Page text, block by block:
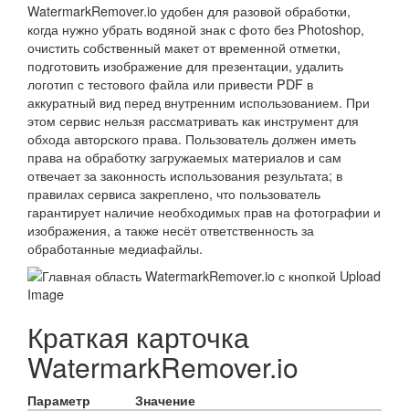
WatermarkRemover.io удобен для разовой обработки,
когда нужно убрать водяной знак с фото без Photoshop,
очистить собственный макет от временной отметки,
подготовить изображение для презентации, удалить
логотип с тестового файла или привести PDF в
аккуратный вид перед внутренним использованием. При
этом сервис нельзя рассматривать как инструмент для
обхода авторского права. Пользователь должен иметь
права на обработку загружаемых материалов и сам
отвечает за законность использования результата; в
правилах сервиса закреплено, что пользователь
гарантирует наличие необходимых прав на фотографии и
изображения, а также несёт ответственность за
обработанные медиафайлы.
Краткая карточка
WatermarkRemover.io
Параметр
Значение